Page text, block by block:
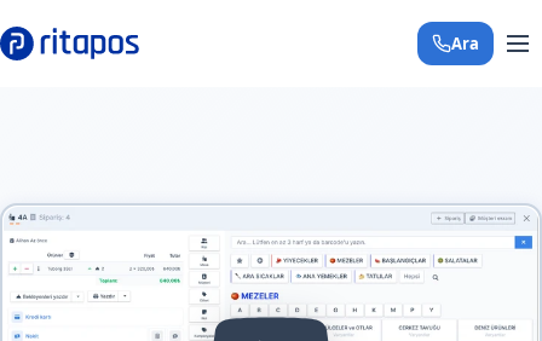
+90 850 308 29
Ara